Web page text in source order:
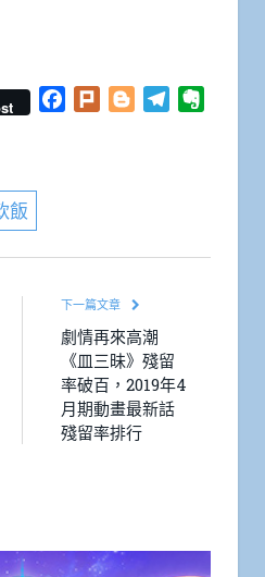
Facebook
Plurk BloggerTelegram
飯
下一篇文章
劇情再來高潮
《皿三昧》殘留
率破百，2019年4
月期動畫最新話
殘留率排行